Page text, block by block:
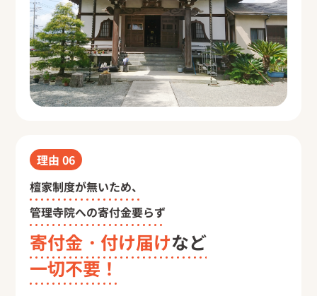
理由 06
檀家制度が無いため、
管理寺院への寄付金要らず
寄付金・付け届けなど
一切不要！